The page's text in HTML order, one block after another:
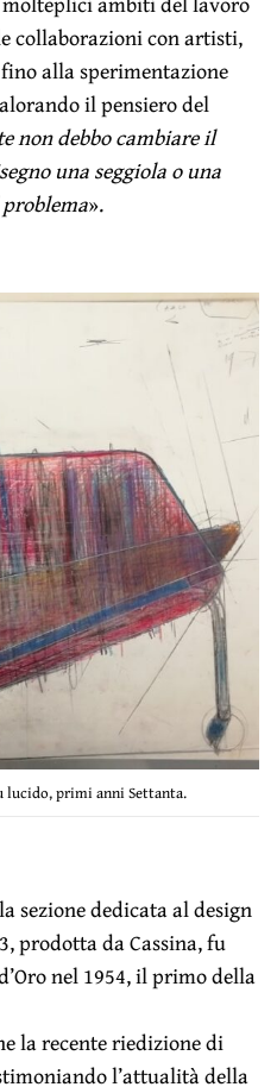
collaborazioni con artisti,
alla sperimentazione
il pensiero del
non debbo cambiare il
una seggiola o una
».
lucido, primi anni Settanta.
sezione dedicata al design
prodotta da Cassina, fu
nel 1954, il primo della
la recente riedizione di
l’attualità della